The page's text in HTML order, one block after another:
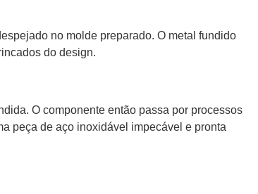
no molde preparado. O metal fundido
do design.
O componente então passa por processos
peça de aço inoxidável impecável e pronta